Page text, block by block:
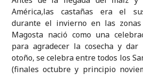
América,las castañas era el
durante el invierno en las
Magosta nació como una
para agradecer la cosecha y
otoño, se celebra entre todos los
(finales octubre y principio